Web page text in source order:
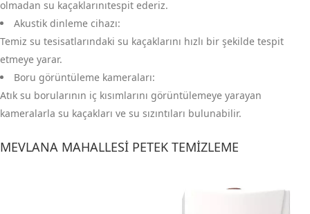
olmadan su kaçaklarınıtespit ederiz.
Akustik dinleme cihazı:
Temiz su tesisatlarındaki su kaçaklarını hızlı bir şekilde tespit
etmeye yarar.
Boru görüntüleme kameraları:
Atık su borularının iç kısımlarını görüntülemeye yarayan
kameralarla su kaçakları ve su sızıntıları bulunabilir.
MEVLANA MAHALLESI PETEK TEMIZLEME